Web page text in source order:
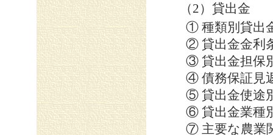
（2）貸出金
① 種類別貸出
② 貸出金金利
③ 貸出金担保
④ 債務保証見
⑤ 貸出金使途
⑥ 貸出金業種
⑦ 主要な農業